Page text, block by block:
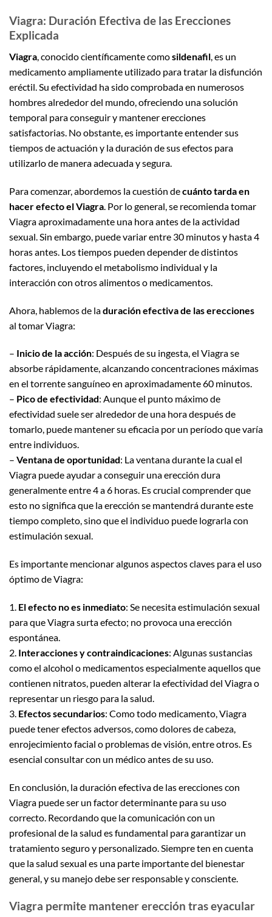
Viagra: Duración Efectiva de las Erecciones
Explicada
Viagra, conocido científicamente comosildenafil, es un
medicamento ampliamente utilizado para tratar la disfunción
eréctil. Su efectividad ha sido comprobada en numerosos
hombres alrededor del mundo, ofreciendo una solución
temporal para conseguir y mantener erecciones
satisfactorias. No obstante, es importante entender sus
tiempos de actuación y la duración de sus efectos para
utilizarlo de manera adecuada y segura.
Para comenzar, abordemos la cuestión decuánto tarda en
hacer efecto el Viagra . Por lo general, se recomienda tomar
Viagra aproximadamente una hora antes de la actividad
sexual. Sin embargo, puede variar entre 30 minutos y hasta 4
horas antes. Los tiempos pueden depender de distintos
factores, incluyendo el metabolismo individual y la
interacción con otros alimentos o medicamentos.
Ahora, hablemos de laduración efectiva de las erecciones
al tomar Viagra:
– Inicio de la acción: Después de su ingesta, el Viagra se
absorbe rápidamente, alcanzando concentraciones máximas
en el torrente sanguíneo en aproximadamente 60 minutos.
– Pico de efectividad: Aunque el punto máximo de
efectividad suele ser alrededor de una hora después de
tomarlo, puede mantener su eficacia por un período que varía
entre individuos.
– Ventana de oportunidad: La ventana durante la cual el
Viagra puede ayudar a conseguir una erección dura
generalmente entre 4 a 6 horas. Es crucial comprender que
esto no significa que la erección se mantendrá durante este
tiempo completo, sino que el individuo puede lograrla con
estimulación sexual.
Es importante mencionar algunos aspectos claves para el uso
óptimo de Viagra:
1. El efecto no es inmediato: Se necesita estimulación sexual
para que Viagra surta efecto; no provoca una erección
espontánea.
2. Interacciones y contraindicaciones: Algunas sustancias
como el alcohol o medicamentos especialmente aquellos que
contienen nitratos, pueden alterar la efectividad del Viagra o
representar un riesgo para la salud.
3. Efectos secundarios: Como todo medicamento, Viagra
puede tener efectos adversos, como dolores de cabeza,
enrojecimiento facial o problemas de visión, entre otros. Es
esencial consultar con un médico antes de su uso.
En conclusión, la duración efectiva de las erecciones con
Viagra puede ser un factor determinante para su uso
correcto. Recordando que la comunicación con un
profesional de la salud es fundamental para garantizar un
tratamiento seguro y personalizado. Siempre ten en cuenta
que la salud sexual es una parte importante del bienestar
general, y su manejo debe ser responsable y consciente.
Viagra permite mantener erección tras eyacular